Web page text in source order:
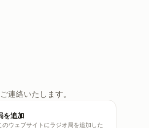
絡いたします。
を追加
のウェブサイトにラジオ局を追加した